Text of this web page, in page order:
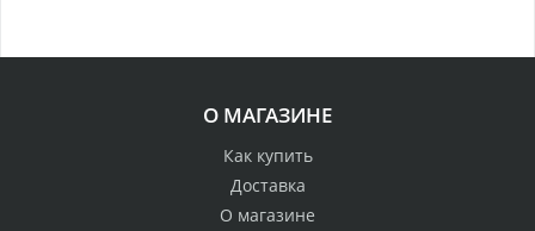
О МАГАЗИНЕ
Как купить
Доставка
О магазине